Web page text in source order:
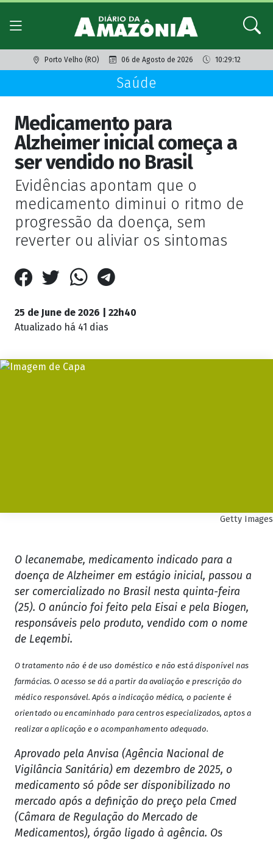
Porto Velho (RO) 06 de Agosto de 2026 10:29:12
Saúde
Medicamento para
Alzheimer inicial começa a
ser vendido no Brasil
Evidências apontam que o
medicamento diminui o ritmo de
progressão da doença, sem
reverter ou aliviar os sintomas
25 de June de 2026 | 22h40
Atualizado há 41 dias
Getty Images
O lecanemabe, medicamento indicado para a
doença de Alzheimer em estágio inicial, passou a
ser comercializado no Brasil nesta quinta-feira
(25). O anúncio foi feito pela Eisai e pela Biogen,
responsáveis pelo produto, vendido com o nome
de Leqembi.
O tratamento não é de uso doméstico e não está disponível nas
farmácias. O acesso se dá a partir da avaliação e prescrição do
médico responsável. Após a indicação médica, o paciente é
orientado ou encaminhado para centros especializados, aptos a
realizar a aplicação e o acompanhamento adequado.
Aprovado pela Anvisa (Agência Nacional de
Vigilância Sanitária) em dezembro de 2025, o
medicamento só pôde ser disponibilizado no
mercado após a definição do preço pela Cmed
(Câmara de Regulação do Mercado de
Medicamentos), órgão ligado à agência. Os